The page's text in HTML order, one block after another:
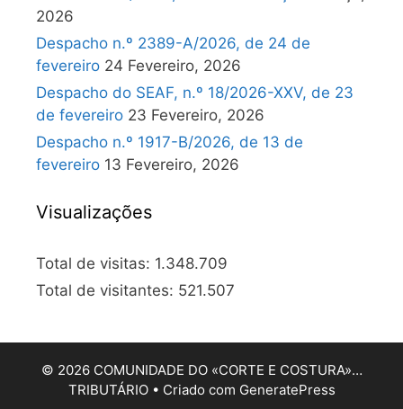
2026
Despacho n.º 2389-A/2026, de 24 de
fevereiro 24 Fevereiro, 2026
Despacho do SEAF, n.º 18/2026-XXV, de 23
de fevereiro 23 Fevereiro, 2026
Despacho n.º 1917-B/2026, de 13 de
fevereiro 13 Fevereiro, 2026
Visualizações
Total de visitas: 1.348.709
Total de visitantes: 521.507
© 2026 COMUNIDADE DO «CORTE E COSTURA»…
TRIBUTÁRIO• Criado com GeneratePress